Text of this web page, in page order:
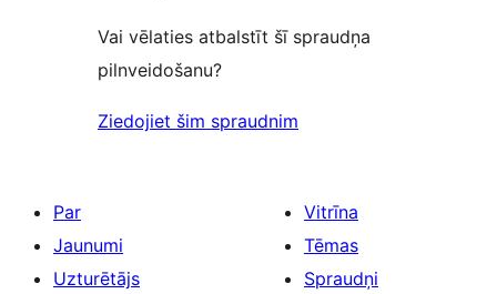
Vai vēlaties atbalstīt šī spraudņa
pilnveidošanu?
Ziedojiet šim spraudnim
Par
Jaunumi
Uzturētājs
Vitrīna
Tēmas
Spraudņi